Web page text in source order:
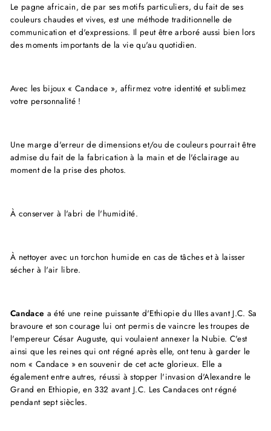
Le pagne africain, de par ses motifs particuliers, du fait de ses
couleurs chaudes et vives, est une méthode traditionnelle de
communication et d'expressions. Il peut être arboré aussi bien lors
des moments importants de la vie qu'au quotidien.
Avec les bijoux « Candace », affirmez votre identité et sublimez
votre personnalité !
Une marge d'erreur de dimensions et/ou de couleurs pourrait être
admise du fait de la fabrication à la main et de l'éclairage au
moment de la prise des photos.
À conserver à l'abri de l'humidité.
À nettoyer avec un torchon humide en cas de tâches et à laisser
sécher à l'air libre.
Candace a été une reine puissante d'Ethiopie du IIIes avant J.C. Sa
bravoure et son courage lui ont permis de vaincre les troupes de
l'empereur César Auguste, qui voulaient annexer la Nubie. C'est
ainsi que les reines qui ont régné après elle, ont tenu à garder le
nom « Candace » en souvenir de cet acte glorieux. Elle a
également entre autres, réussi à stopper l'invasion d'Alexandre le
Grand en Ethiopie, en 332 avant J.C. Les Candaces ont régné
pendant sept siècles.